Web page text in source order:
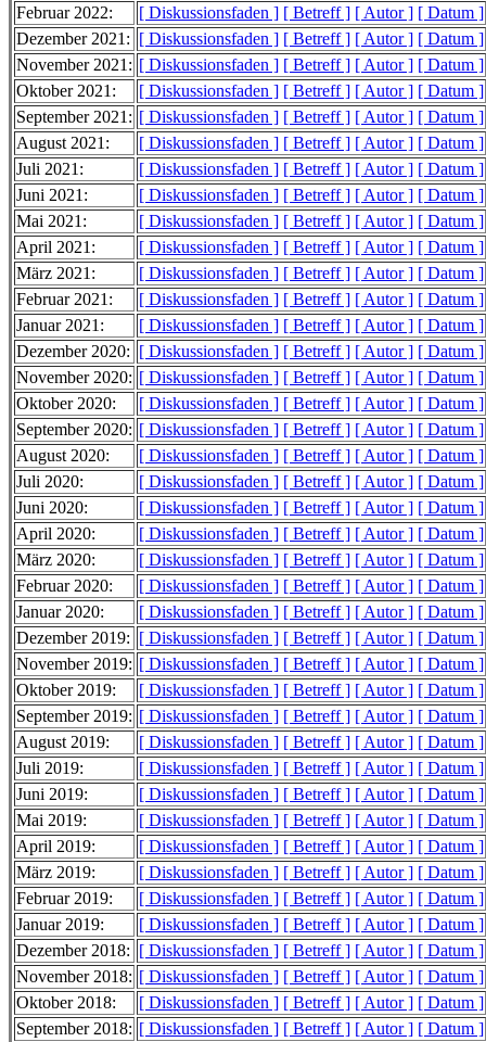
Februar 2022:
[ Diskussionsfaden ] [ Betreff ] [ Autor ] [ Datum ]
Dezember 2021: [ Diskussionsfaden ] [ Betreff ] [ Autor ] [ Datum ]
November 2021: [ Diskussionsfaden ] [ Betreff ] [ Autor ] [ Datum ]
Oktober 2021:
[ Diskussionsfaden ] [ Betreff ] [ Autor ] [ Datum ]
September 2021: [ Diskussionsfaden ] [ Betreff ] [ Autor ] [ Datum ]
August 2021:
[ Diskussionsfaden ] [ Betreff ] [ Autor ] [ Datum ]
Juli 2021:
[ Diskussionsfaden ] [ Betreff ] [ Autor ] [ Datum ]
Juni 2021:
[ Diskussionsfaden ] [ Betreff ] [ Autor ] [ Datum ]
Mai 2021:
[ Diskussionsfaden ] [ Betreff ] [ Autor ] [ Datum ]
April 2021:
[ Diskussionsfaden ] [ Betreff ] [ Autor ] [ Datum ]
März 2021:
[ Diskussionsfaden ] [ Betreff ] [ Autor ] [ Datum ]
Februar 2021:
[ Diskussionsfaden ] [ Betreff ] [ Autor ] [ Datum ]
Januar 2021:
[ Diskussionsfaden ] [ Betreff ] [ Autor ] [ Datum ]
Dezember 2020: [ Diskussionsfaden ] [ Betreff ] [ Autor ] [ Datum ]
November 2020: [ Diskussionsfaden ] [ Betreff ] [ Autor ] [ Datum ]
Oktober 2020:
[ Diskussionsfaden ] [ Betreff ] [ Autor ] [ Datum ]
September 2020: [ Diskussionsfaden ] [ Betreff ] [ Autor ] [ Datum ]
August 2020:
[ Diskussionsfaden ] [ Betreff ] [ Autor ] [ Datum ]
Juli 2020:
[ Diskussionsfaden ] [ Betreff ] [ Autor ] [ Datum ]
Juni 2020:
[ Diskussionsfaden ] [ Betreff ] [ Autor ] [ Datum ]
April 2020:
[ Diskussionsfaden ] [ Betreff ] [ Autor ] [ Datum ]
März 2020:
[ Diskussionsfaden ] [ Betreff ] [ Autor ] [ Datum ]
Februar 2020:
[ Diskussionsfaden ] [ Betreff ] [ Autor ] [ Datum ]
Januar 2020:
[ Diskussionsfaden ] [ Betreff ] [ Autor ] [ Datum ]
Dezember 2019: [ Diskussionsfaden ] [ Betreff ] [ Autor ] [ Datum ]
November 2019: [ Diskussionsfaden ] [ Betreff ] [ Autor ] [ Datum ]
Oktober 2019:
[ Diskussionsfaden ] [ Betreff ] [ Autor ] [ Datum ]
September 2019: [ Diskussionsfaden ] [ Betreff ] [ Autor ] [ Datum ]
August 2019:
[ Diskussionsfaden ] [ Betreff ] [ Autor ] [ Datum ]
Juli 2019:
[ Diskussionsfaden ] [ Betreff ] [ Autor ] [ Datum ]
Juni 2019:
[ Diskussionsfaden ] [ Betreff ] [ Autor ] [ Datum ]
Mai 2019:
[ Diskussionsfaden ] [ Betreff ] [ Autor ] [ Datum ]
April 2019:
[ Diskussionsfaden ] [ Betreff ] [ Autor ] [ Datum ]
März 2019:
[ Diskussionsfaden ] [ Betreff ] [ Autor ] [ Datum ]
Februar 2019:
[ Diskussionsfaden ] [ Betreff ] [ Autor ] [ Datum ]
Januar 2019:
[ Diskussionsfaden ] [ Betreff ] [ Autor ] [ Datum ]
Dezember 2018: [ Diskussionsfaden ] [ Betreff ] [ Autor ] [ Datum ]
November 2018: [ Diskussionsfaden ] [ Betreff ] [ Autor ] [ Datum ]
Oktober 2018:
[ Diskussionsfaden ] [ Betreff ] [ Autor ] [ Datum ]
September 2018: [ Diskussionsfaden ] [ Betreff ] [ Autor ] [ Datum ]